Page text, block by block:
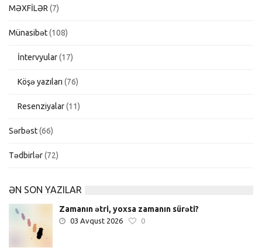
MƏXFİLƏR(7)
Münasibət(108)
İntervyular(17)
Köşə yazıları (76)
Resenziyalar(11)
Sərbəst(66)
Tədbirlər(72)
ƏN SON YAZILAR
Zamanın ətri, yoxsa zamanın sürəti?
03 Avqust 2026 0